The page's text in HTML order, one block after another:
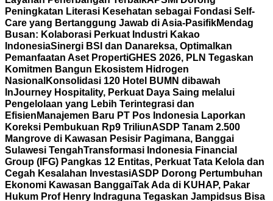
Peningkatan Literasi Kesehatan sebagai Fondasi Self-
Care yang Bertanggung Jawab di Asia-PasifikMendag
Busan: Kolaborasi Perkuat Industri Kakao
IndonesiaSinergi BSI dan Danareksa, Optimalkan
Pemanfaatan Aset PropertiGHES 2026, PLN Tegaskan
Komitmen Bangun Ekosistem Hidrogen
Nasional Konsolidasi 120 Hotel BUMN dibawah
InJourney Hospitality, Perkuat Daya Saing melalui
Pengelolaan yang Lebih Terintegrasi dan
Efisien Manajemen Baru PT Pos Indonesia Laporkan
Koreksi Pembukuan Rp9 TriliunASDP Tanam 2.500
Mangrove di Kawasan Pesisir Pagimana, Banggai
Sulawesi TengahTransformasi Indonesia Financial
Group (IFG) Pangkas 12 Entitas, Perkuat Tata Kelola dan
Cegah Kesalahan InvestasiASDP Dorong Pertumbuhan
Ekonomi Kawasan BanggaiTak Ada di KUHAP, Pakar
Hukum Prof Henry Indraguna Tegaskan Jampidsus Bisa